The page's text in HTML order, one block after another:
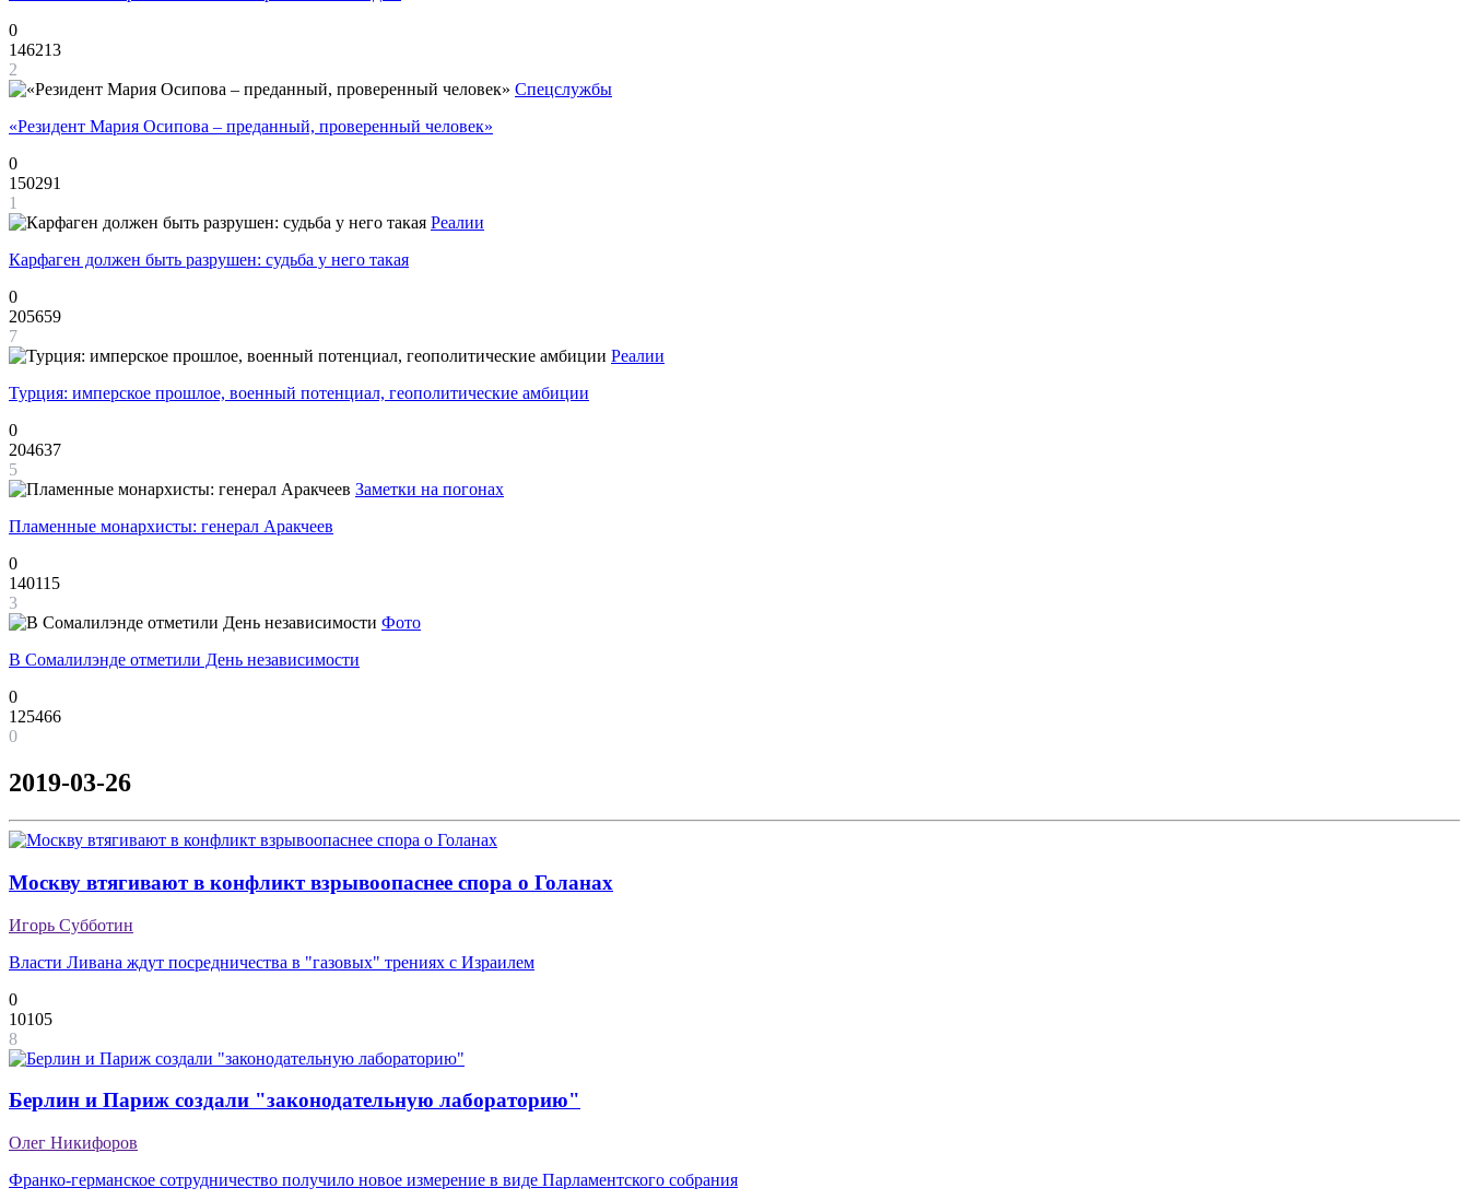
0
146213
2
Спецслужбы
«Резидент Мария Осипова – преданный, проверенный человек»
0
150291
1
Реалии
Карфаген должен быть разрушен: судьба у него такая
0
205659
7
Реалии
Турция: имперское прошлое, военный потенциал, геополитические амбиции
0
204637
5
Заметки на погонах
Пламенные монархисты: генерал Аракчеев
0
140115
3
Фото
В Сомалилэнде отметили День независимости
0
125466
0
2019-03-26
Москву втягивают в конфликт взрывоопаснее спора о Голанах
Игорь Субботин
Власти Ливана ждут посредничества в "газовых" трениях с Израилем
0
10105
8
Берлин и Париж создали "законодательную лабораторию"
Олег Никифоров
Франко-германское сотрудничество получило новое измерение в виде Парламентского собрания